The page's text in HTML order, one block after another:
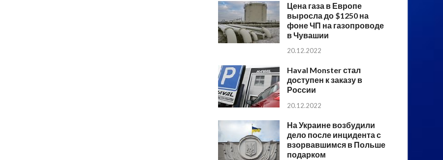
Цена газа в Европе
выросла до $1250 на
фоне ЧП на газопроводе
в Чувашии
20.12.2022
Haval Monster стал
доступен к заказу в
России
20.12.2022
На Украине возбудили
дело после инцидента с
взорвавшимся в Польше
подарком